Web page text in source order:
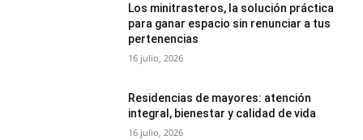
Los minitrasteros, la solución práctica
para ganar espacio sin renunciar a tus
pertenencias
16 julio, 2026
Residencias de mayores: atención
integral, bienestar y calidad de vida
16 julio, 2026